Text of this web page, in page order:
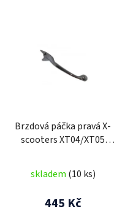
Brzdová páčka pravá X-
scooters XT04/XT05
skladem (10 ks)
445 Kč